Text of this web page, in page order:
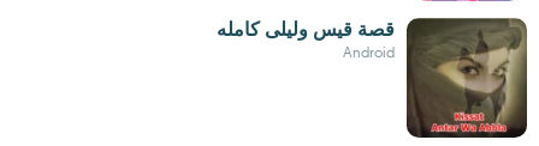
قصة قيس وليلى كامله
Android